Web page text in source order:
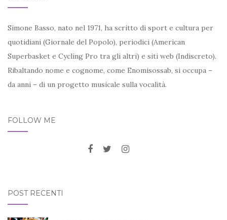
Simone Basso, nato nel 1971, ha scritto di sport e cultura per
quotidiani (Giornale del Popolo), periodici (American
Superbasket e Cycling Pro tra gli altri) e siti web (Indiscreto).
Ribaltando nome e cognome, come Enomisossab, si occupa –
da anni – di un progetto musicale sulla vocalità.
FOLLOW ME
POST RECENTI